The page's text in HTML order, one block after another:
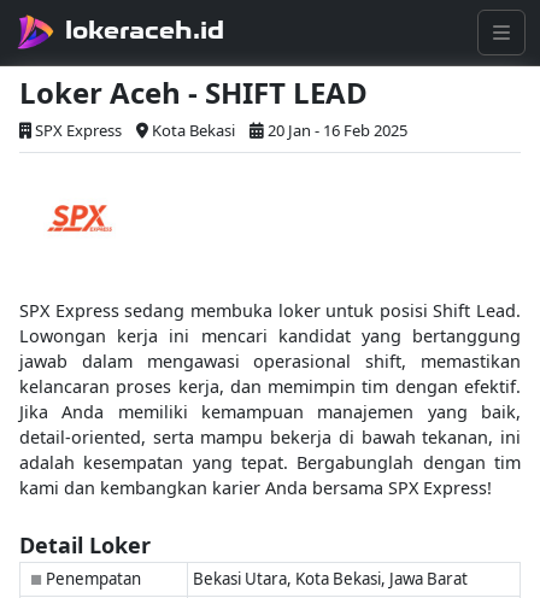
lokeraceh.id
Loker Aceh - SHIFT LEAD
SPX Express Kota Bekasi 20 Jan - 16 Feb 2025
SPX Express sedang membuka loker untuk posisi Shift Lead.
Lowongan kerja ini mencari kandidat yang bertanggung
jawab dalam mengawasi operasional shift, memastikan
kelancaran proses kerja, dan memimpin tim dengan efektif.
Jika Anda memiliki kemampuan manajemen yang baik,
detail-oriented, serta mampu bekerja di bawah tekanan, ini
adalah kesempatan yang tepat. Bergabunglah dengan tim
kami dan kembangkan karier Anda bersama SPX Express!
Detail Loker
■ Penempatan Bekasi Utara, Kota Bekasi, Jawa Barat